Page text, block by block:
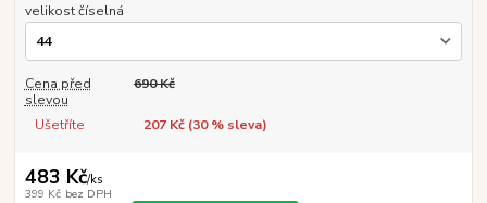
velikost číselná
Cena před
slevou
690 Kč
Ušetříte 207 Kč (30% sleva)
483 Kč/ks
399 Kč bez DPH